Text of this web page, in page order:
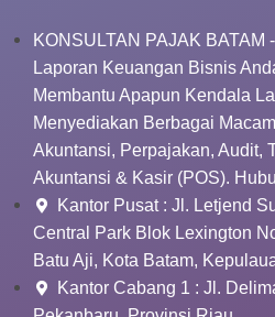
KONSULTAN PAJAK BATAM
Laporan Keuangan Bisnis
Membantu Apapun Kendala
Menyediakan Berbagai
Akuntansi, Perpajakan, Audit,
Akuntansi & Kasir (POS).
Kantor Pusat : Jl. Letjend
Central Park Blok Lexington
Batu Aji, Kota Batam,
Kantor Cabang 1 : Jl.